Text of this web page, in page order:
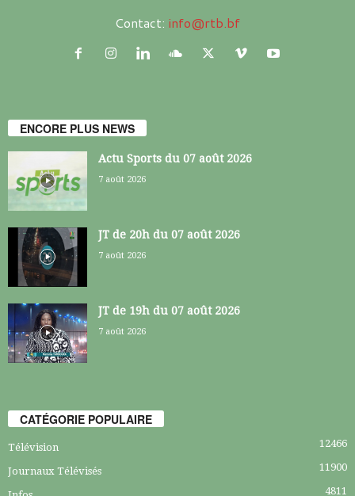
Contact: info@rtb.bf
ENCORE PLUS NEWS
Actu Sports du 07 août 2026
7 août 2026
JT de 20h du 07 août 2026
7 août 2026
JT de 19h du 07 août 2026
7 août 2026
CATÉGORIE POPULAIRE
Télévision 12466
Journaux Télévisés 11900
4811